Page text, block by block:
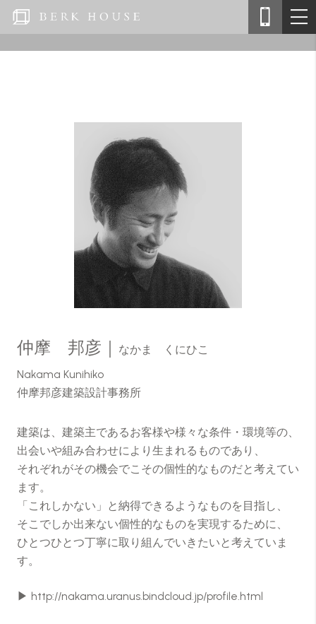
仲摩 邦彦｜ なかま くにひこ
Nakama Kunihiko
仲摩邦彦建築設計事務所
建築は、建築主であるお客様や様々な条件・環境等の、
出会いや組み合わせにより生まれるものであり、
それぞれがその機会でこその個性的なものだと考えてい
ます。
「これしかない」と納得できるようなものを目指し、
そこでしか出来ない個性的なものを実現するために、
ひとつひとつ丁寧に取り組んでいきたいと考えていま
す。
▶ http://nakama.uranus.bindcloud.jp/profile.html